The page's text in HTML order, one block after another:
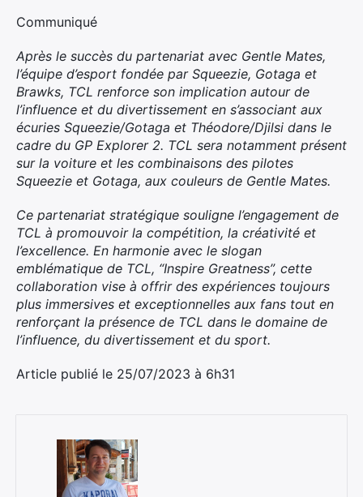
Communiqué
Après le succès du partenariat avec Gentle Mates,
l’équipe d’esport fondée par Squeezie, Gotaga et
Brawks, TCL renforce son implication autour de
l’influence et du divertissement en s’associant aux
écuries Squeezie/Gotaga et Théodore/Djilsi dans le
cadre du GP Explorer 2. TCL sera notamment présent
sur la voiture et les combinaisons des pilotes
Squeezie et Gotaga, aux couleurs de Gentle Mates.
Ce partenariat stratégique souligne l’engagement de
TCL à promouvoir la compétition, la créativité et
l’excellence. En harmonie avec le slogan
emblématique de TCL, “Inspire Greatness”, cette
collaboration vise à offrir des expériences toujours
plus immersives et exceptionnelles aux fans tout en
renforçant la présence de TCL dans le domaine de
l’influence, du divertissement et du sport.
Article publié le 25/07/2023 à 6h31